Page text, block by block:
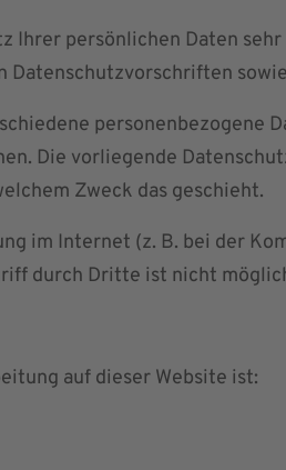
Ihrer persönlichen Daten
personenbezogene
Die vorliegende
Zweck das geschieht.
im Internet (z. B. bei der
durch Dritte ist nicht
auf dieser Website ist: